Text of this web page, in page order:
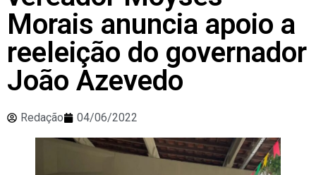
Morais anuncia apoio a
reeleição do governador
João Azevedo
Redação 04/06/2022